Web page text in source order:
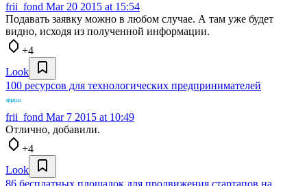
frii_fond Mar 20 2015 at 15:54
Подавать заявку можно в любом случае. А там уже будет
видно, исходя из полученной информации.
+4
Look
100 ресурсов для технологических предпринимателей
frii_fond Mar 7 2015 at 10:49
Отлично, добавили.
+4
Look
86 бесплатных площадок для продвижения стартапов на